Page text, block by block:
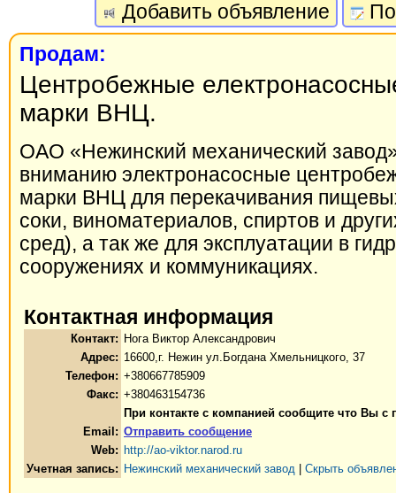
Добавить объявление
Продам:
Центробежные
марки ВНЦ.
ОАО «Нежинский механический
вниманию электронасосные
марки ВНЦ для перекачивания
соки, виноматериалов, спиртов и
сред), а так же для эксплуатации в
сооружениях и коммуникациях.
Контактная информация
Контакт: Нога Виктор Александрович
Адрес: 16600,г. Нежин ул.Богдана Хмельницкого, 37
Телефон: +380667785909
Факс: +380463154736
При контакте с компанией сообщите что Вы с
Email: Отправить сообщение
Web: http://ao-viktor.narod.ru
Учетная запись: Нежинский механический завод Скрыть